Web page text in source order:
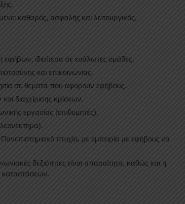
καθαρός, ασφαλής και λειτουργικός.
εφήβων, ιδιαίτερα σε ευάλωτες ομάδες.
και επικοινωνίας.
σε θέματα που αφορούν εφήβους.
διαχείρισης κρίσεων.
εργασίας (επιθυμητές).
Πανεπιστημιακό πτυχίο, με εμπειρία με εφήβους να
δεξιότητες είναι απαραίτητα, καθώς και η
καταστάσεων.